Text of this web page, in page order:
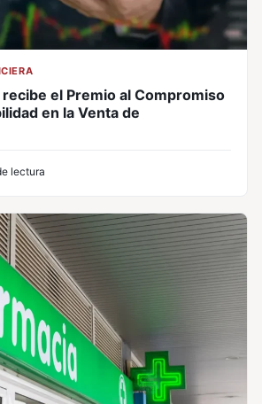
el Premio al Compromiso
en la Venta de
lectura